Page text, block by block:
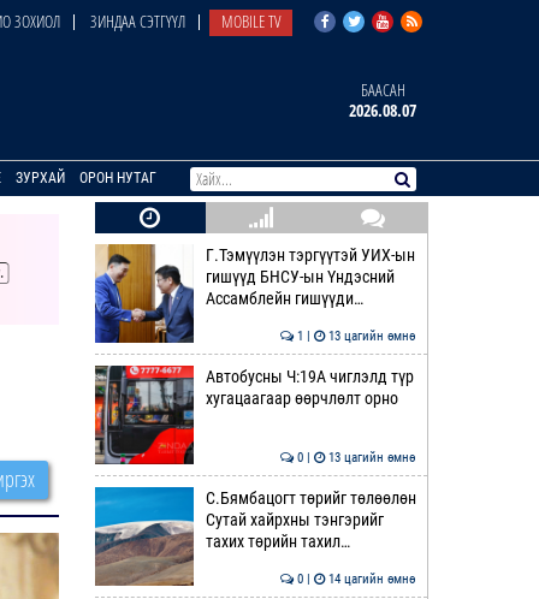
ЗОХИОЛ ЗИНДАА СЭТГҮҮЛ MOBILE TV
БААСАН
2026.08.07
ЗУРХАЙ ОРОН НУТАГ
Г.Тэмүүлэн тэргүүтэй УИХ-ын
гишүүд БНСУ-ын Үндэсний
Ассамблейн гишүүди…
1 | 13 цагийн өмнө
Автобусны Ч:19А чиглэлд түр
хугацаагаар өөрчлөлт орно
0 | 13 цагийн өмнө
С.Бямбацогт төрийг төлөөлөн
Сутай хайрхны тэнгэрийг
тахих төрийн тахил…
0 | 14 цагийн өмнө